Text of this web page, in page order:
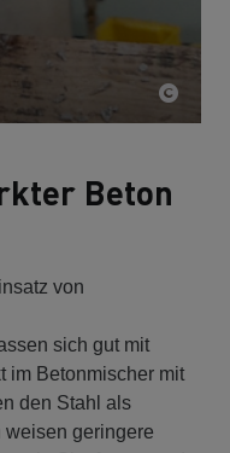
Beton
von
sich gut mit
im Betonmischer mit
den Stahl als
weisen geringere